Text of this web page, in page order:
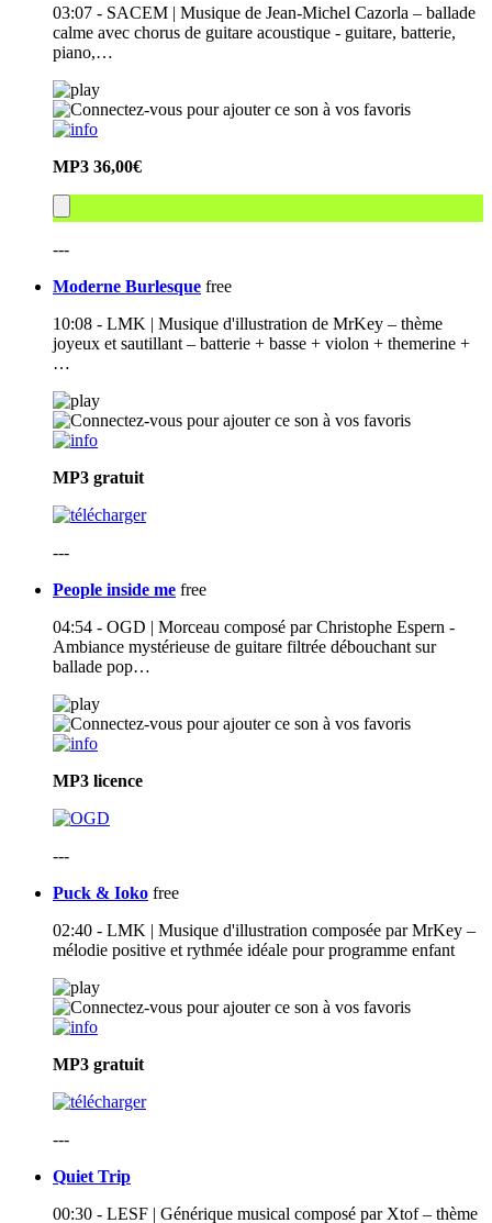
03:07 - SACEM | Musique de Jean-Michel Cazorla – ballade
calme avec chorus de guitare acoustique - guitare, batterie,
piano,…
MP3 36,00€
---
Moderne Burlesque free
10:08 - LMK | Musique d'illustration de MrKey – thème
joyeux et sautillant – batterie + basse + violon + themerine +
…
MP3 gratuit
---
People inside me free
04:54 - OGD | Morceau composé par Christophe Espern -
Ambiance mystérieuse de guitare filtrée débouchant sur
ballade pop…
MP3 licence
---
Puck & Ioko free
02:40 - LMK | Musique d'illustration composée par MrKey –
mélodie positive et rythmée idéale pour programme enfant
MP3 gratuit
---
Quiet Trip
00:30 - LESF | Générique musical composé par Xtof – thème